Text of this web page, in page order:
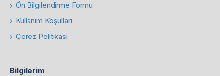
Ön Bilgilendirme Formu
Kullanım Koşulları
Çerez Politikası
Bilgilerim